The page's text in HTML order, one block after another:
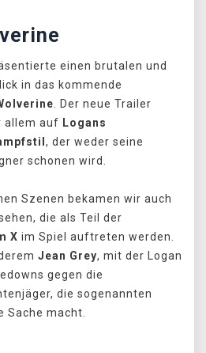
einen brutalen und
in das kommende
. Der neue Trailer
allem auf Logans
, der weder seine
schonen wird.
Szenen bekamen wir auch
die als Teil der
X im Spiel auftreten werden.
Jean Grey, mit der Logan
gegen die
die sogenannten
Sache macht.